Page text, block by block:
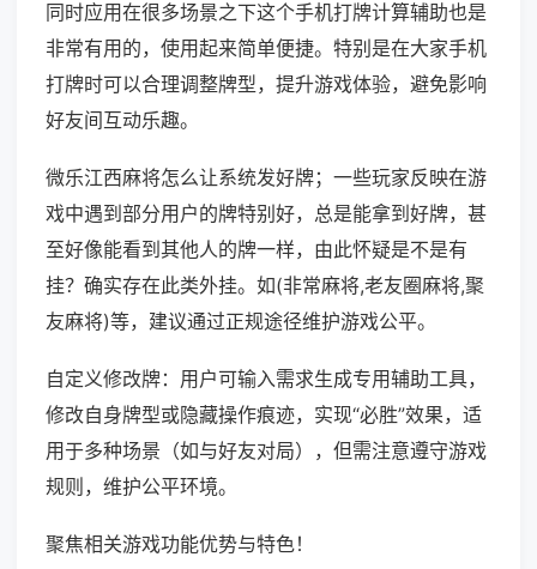
同时应用在很多场景之下这个手机打牌计算辅助也是
非常有用的，使用起来简单便捷。特别是在大家手机
打牌时可以合理调整牌型，提升游戏体验，避免影响
好友间互动乐趣。
微乐江西麻将怎么让系统发好牌；一些玩家反映在游
戏中遇到部分用户的牌特别好，总是能拿到好牌，甚
至好像能看到其他人的牌一样，由此怀疑是不是有
挂？确实存在此类外挂。如(非常麻将,老友圈麻将,聚
友麻将)等，建议通过正规途径维护游戏公平。
自定义修改牌：用户可输入需求生成专用辅助工具，
修改自身牌型或隐藏操作痕迹，实现“必胜”效果，适
用于多种场景（如与好友对局），但需注意遵守游戏
规则，维护公平环境。
聚焦相关游戏功能优势与特色！